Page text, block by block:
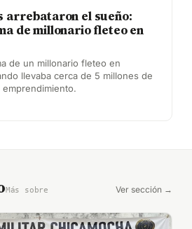
arrebataron el sueño:
de millonario fleteo en
de un millonario fleteo en
llevaba cerca de 5 millones de
Más sobre Ver sección →